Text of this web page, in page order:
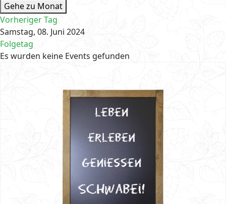
Gehe zu Monat
Vorheriger Tag
Samstag, 08. Juni 2024
Folgetag
Es wurden keine Events gefunden